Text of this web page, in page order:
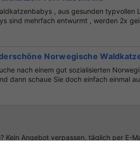
, aus gesunden typvollen
sind mehrfach entwurmt , werden 2x
Norwegische
nach einem gut sozialisierten
dann schaue Sie doch einfach einmal
Kein Angebot verpassen, täglich per E-